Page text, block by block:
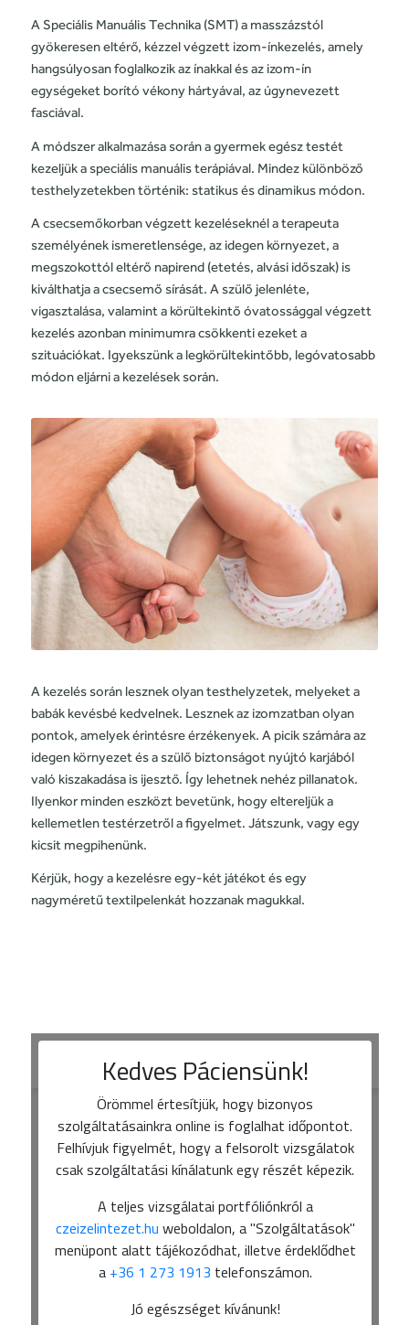
A Speciális Manuális Technika (SMT) a masszázstól
gyökeresen eltérő, kézzel végzett izom-ínkezelés, amely
hangsúlyosan foglalkozik az ínakkal és az izom-ín
egységeket borító vékony hártyával, az úgynevezett
fasciával.
A módszer alkalmazása során a gyermek egész testét
kezeljük a speciális manuális terápiával. Mindez különböző
testhelyzetekben történik: statikus és dinamikus módon.
A csecsemőkorban végzett kezeléseknél a terapeuta
személyének ismeretlensége, az idegen környezet, a
megszokottól eltérő napirend (etetés, alvási időszak) is
kiválthatja a csecsemő sírását. A szülő jelenléte,
vigasztalása, valamint a körültekintő óvatossággal végzett
kezelés azonban minimumra csökkenti ezeket a
szituációkat. Igyekszünk a legkörültekintőbb, legóvatosabb
módon eljárni a kezelések során.
A kezelés során lesznek olyan testhelyzetek, melyeket a
babák kevésbé kedvelnek. Lesznek az izomzatban olyan
pontok, amelyek érintésre érzékenyek. A picik számára az
idegen környezet és a szülő biztonságot nyújtó karjából
való kiszakadása is ijesztő. Így lehetnek nehéz pillanatok.
Ilyenkor minden eszközt bevetünk, hogy eltereljük a
kellemetlen testérzetről a figyelmet. Játszunk, vagy egy
kicsit megpihenünk.
Kérjük, hogy a kezelésre egy-két játékot és egy
nagyméretű textilpelenkát hozzanak magukkal.